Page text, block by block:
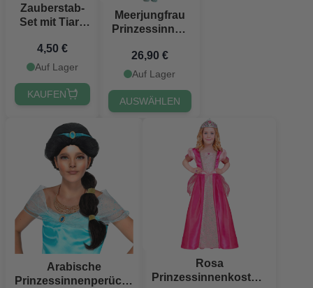
Zauberstab-
Set mit Tiara
4,50 €
Auf Lager
KAUFEN
Meerjungfrau
Prinzessinnen
Kinder
26,90 €
Auf Lager
AUSWÄHLEN
Arabische
Prinzessinnenperücke
Rosa
Prinzessinnenkostüm